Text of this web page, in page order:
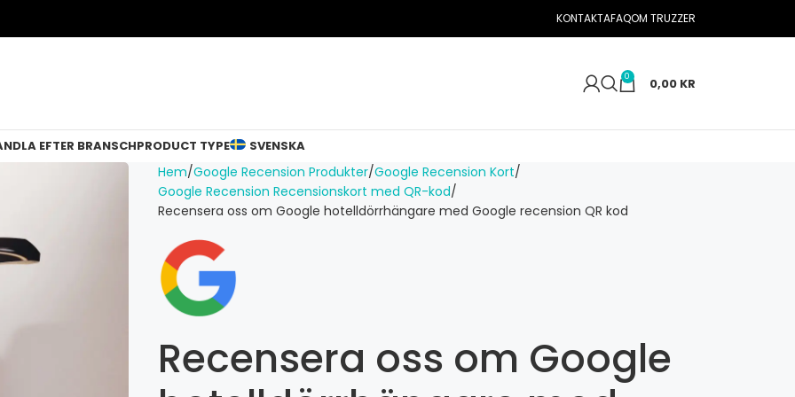
KONTAKTAFAQOM TRUZZER
0 0,00 KR
EFTER BRANSCHPRODUCT TYPE SVENSKA
Hem Google Recension Produkter Google Recension Kort
Google Recension Recensionskort med QR-kod
Recensera oss om Google hotelldörrhängare med Google recension QR kod
Recensera oss om Google